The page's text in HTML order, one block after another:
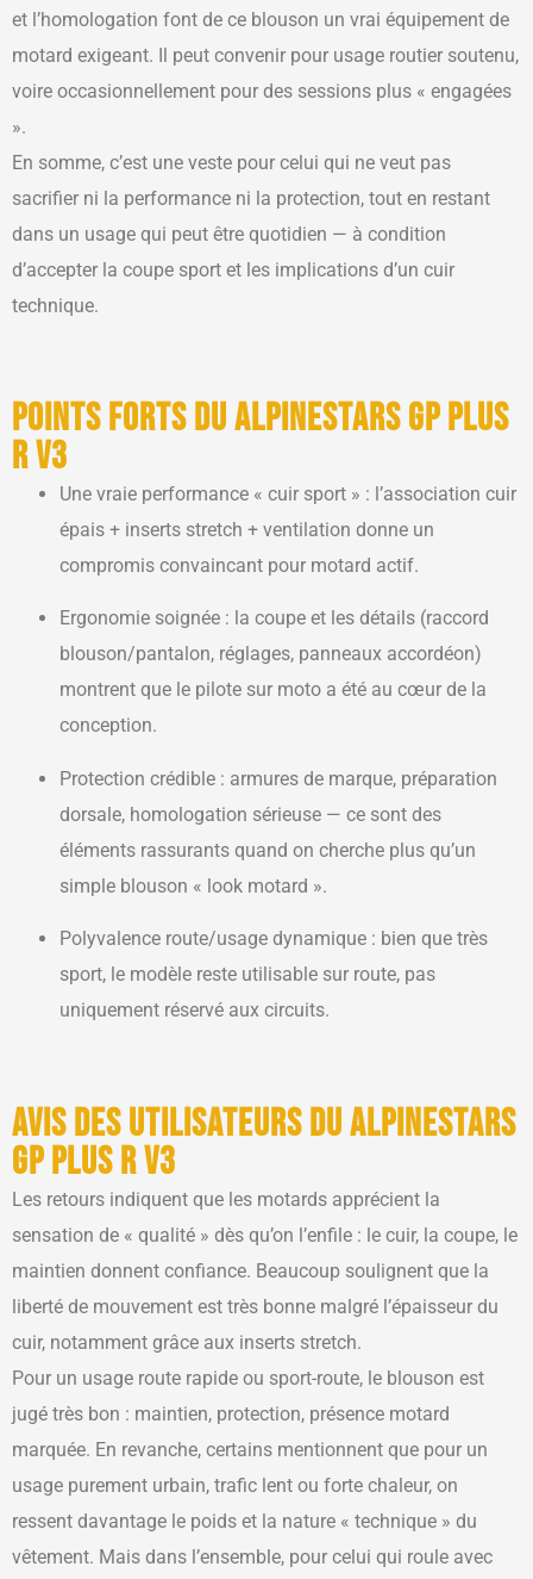
et l’homologation font de ce blouson un vrai équipement de
motard exigeant. Il peut convenir pour usage routier soutenu,
voire occasionnellement pour des sessions plus « engagées
».
En somme, c’est une veste pour celui qui ne veut pas
sacrifier ni la performance ni la protection, tout en restant
dans un usage qui peut être quotidien — à condition
d’accepter la coupe sport et les implications d’un cuir
technique.
Points forts du Alpinestars GP Plus
R V3
Une vraie performance « cuir sport » : l’association cuir
épais + inserts stretch + ventilation donne un
compromis convaincant pour motard actif.
Ergonomie soignée : la coupe et les détails (raccord
blouson/pantalon, réglages, panneaux accordéon)
montrent que le pilote sur moto a été au cœur de la
conception.
Protection crédible : armures de marque, préparation
dorsale, homologation sérieuse — ce sont des
éléments rassurants quand on cherche plus qu’un
simple blouson « look motard ».
Polyvalence route/usage dynamique : bien que très
sport, le modèle reste utilisable sur route, pas
uniquement réservé aux circuits.
Avis des utilisateurs du Alpinestars
GP Plus R V3
Les retours indiquent que les motards apprécient la
sensation de « qualité » dès qu’on l’enfile : le cuir, la coupe, le
maintien donnent confiance. Beaucoup soulignent que la
liberté de mouvement est très bonne malgré l’épaisseur du
cuir, notamment grâce aux inserts stretch.
Pour un usage route rapide ou sport-route, le blouson est
jugé très bon : maintien, protection, présence motard
marquée. En revanche, certains mentionnent que pour un
usage purement urbain, trafic lent ou forte chaleur, on
ressent davantage le poids et la nature « technique » du
vêtement. Mais dans l’ensemble, pour celui qui roule avec